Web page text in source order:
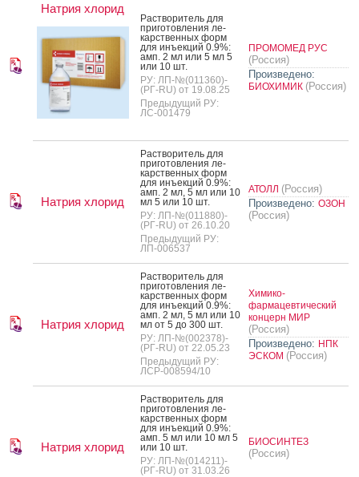
Натрия хлорид
Рас­тво­ритель для
при­готов­ле­ния ле­
карс­твен­ных форм
для инъ­ек­ций 0.9%:
амп. 2 мл или 5 мл 5
или 10 шт.
РУ: ЛП-№(011360)-
(РГ-RU) от 19.08.25
Предыдущий РУ:
ЛС-001479
ПРОМОМЕД РУС
(Россия)
Произведено:
БИОХИМИК (Россия)
Натрия хлорид
Рас­тво­ритель для
при­готов­ле­ния ле­
карс­твен­ных форм
для инъ­ек­ций 0.9%:
амп. 2 мл, 5 мл или 10
мл 5 или 10 шт.
РУ: ЛП-№(011880)-
(РГ-RU) от 26.10.20
Предыдущий РУ:
ЛП-006537
АТОЛЛ (Россия)
Произведено: ОЗОН
(Россия)
Натрия хлорид
Рас­тво­ритель для
при­готов­ле­ния ле­
карс­твен­ных форм
для инъ­ек­ций 0.9%:
амп. 2 мл, 5 мл или 10
мл от 5 до 300 шт.
РУ: ЛП-№(002378)-
(РГ-RU) от 22.05.23
Предыдущий РУ:
ЛСР-008594/10
Химико-
фармацевтический
концерн МИР
(Россия)
Произведено: НПК
ЭСКОМ (Россия)
Натрия хлорид
Рас­тво­ритель для
при­готов­ле­ния ле­
карс­твен­ных форм
для инъ­ек­ций 0.9%:
амп. 5 мл или 10 мл 5
или 10 шт.
РУ: ЛП-№(014211)-
(РГ-RU) от 31.03.26
БИОСИНТЕЗ
(Россия)